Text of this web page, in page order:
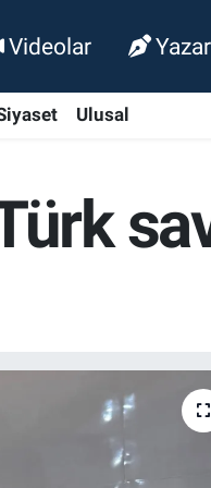
Videolar
Ulusal